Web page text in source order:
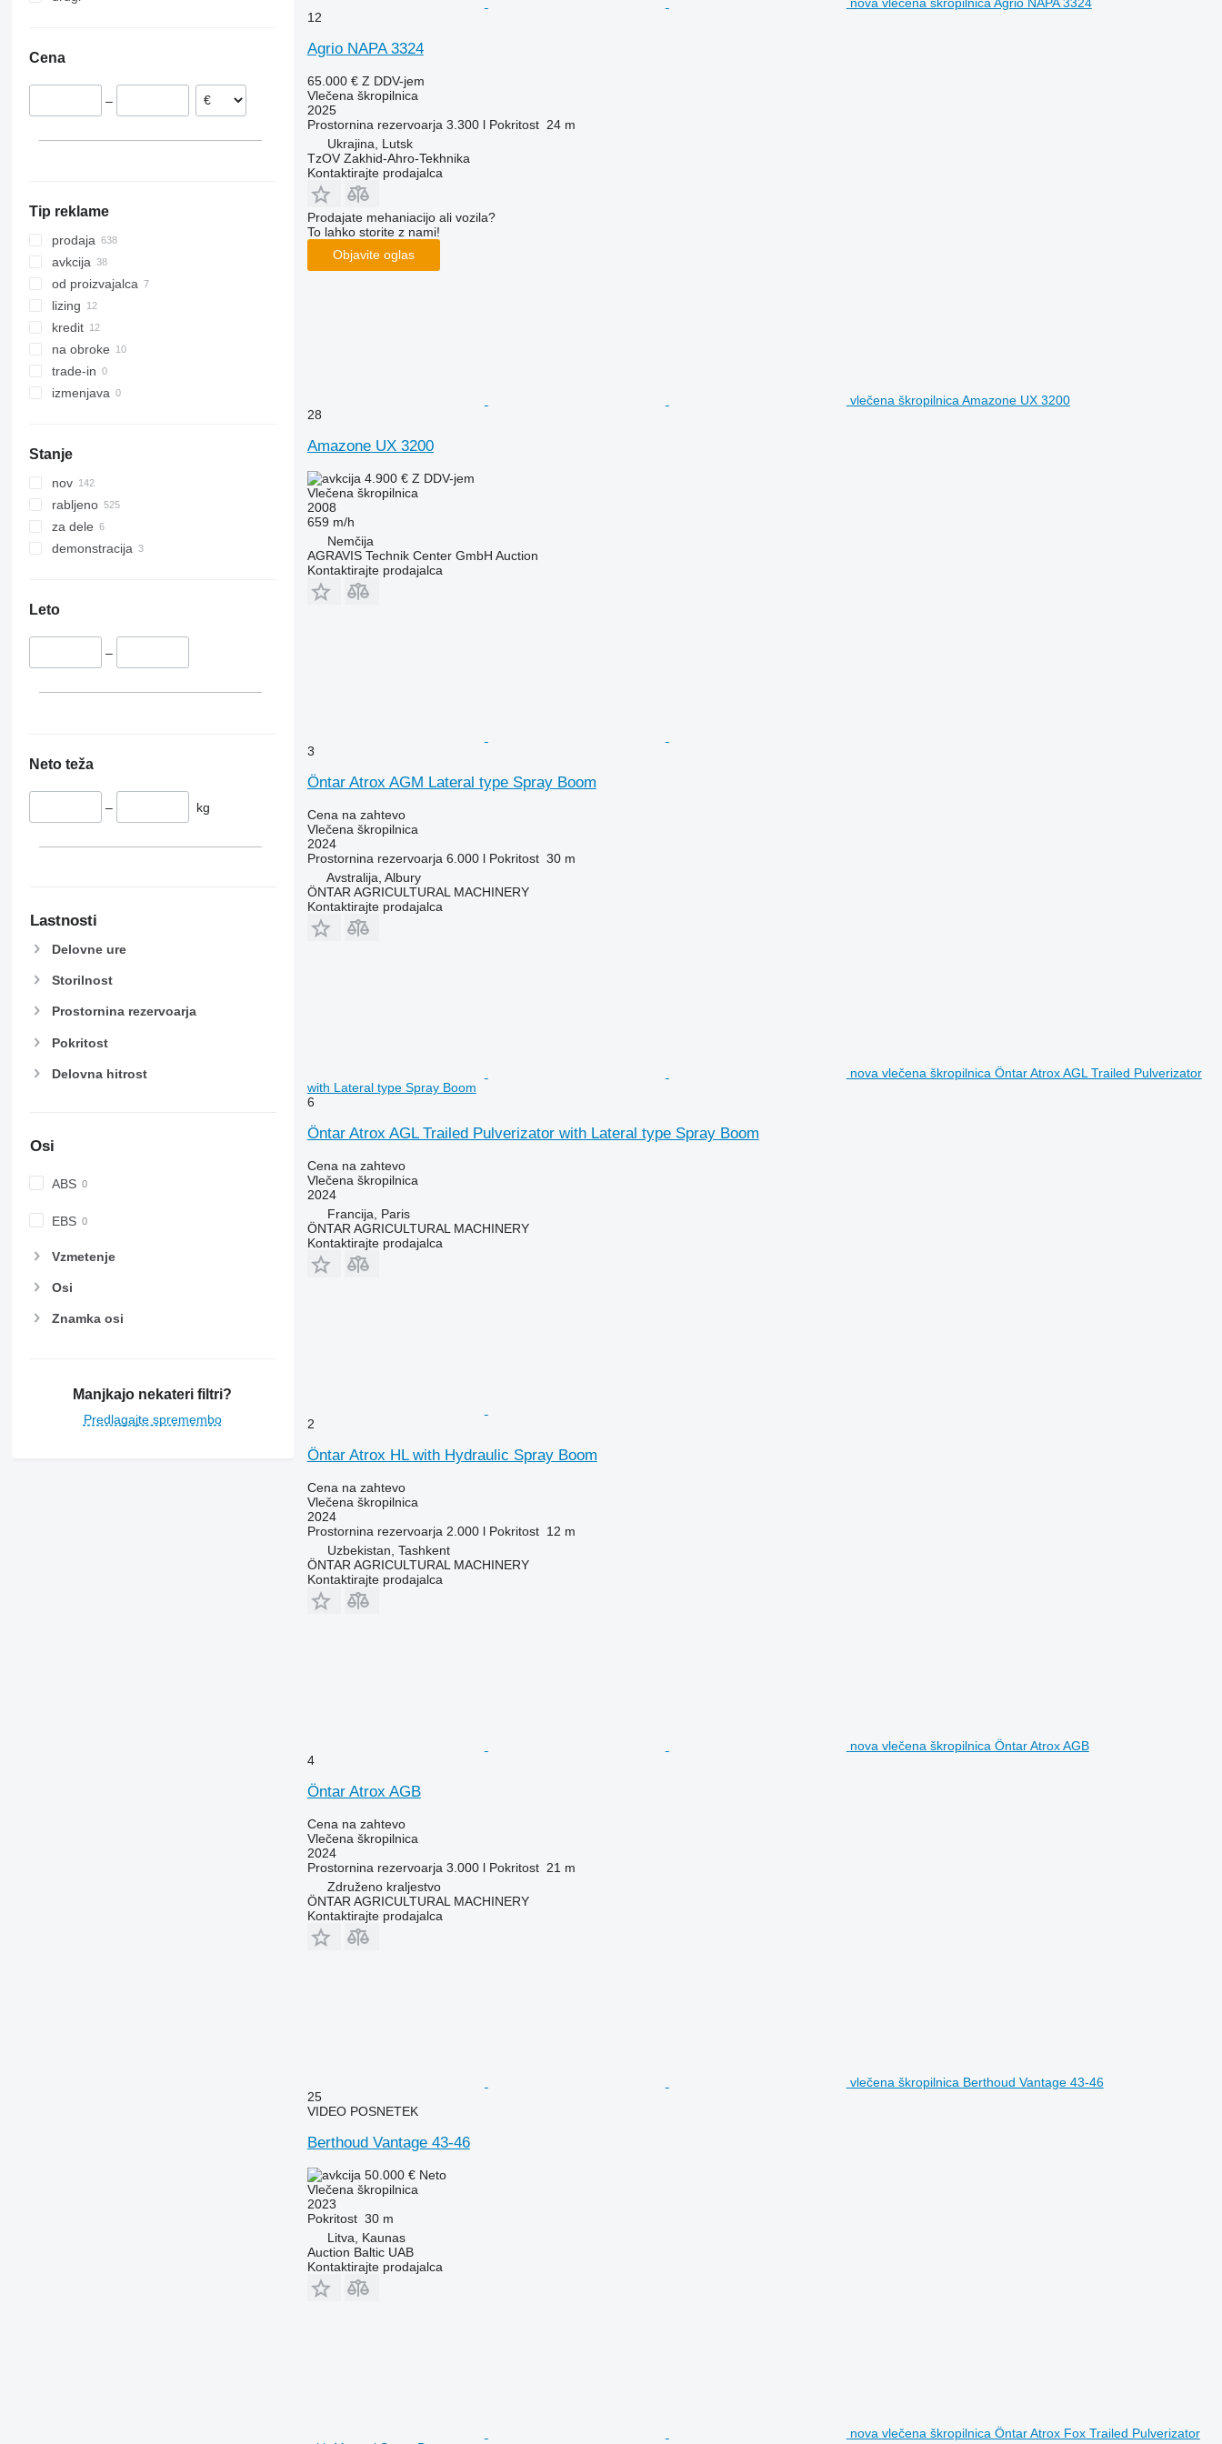
Nizozemska
Danska
Cena
–
Tip reklame
prodaja
avkcija
od proizvajalca
lizing
kredit
na obroke
trade-in
izmenjava
Stanje
nov
rabljeno
za dele
demonstracija
Leto
–
Neto teža
– kg
Lastnosti
Delovne ure
Storilnost
Prostornina rezervoarja
Pokritost
Delovna hitrost
Osi
ABS
EBS
Vzmetenje
Osi
Znamka osi
Manjkajo nekateri filtri?
Predlagajte spremembo
12
Agrio NAPA 3324
65.000 € Z DDV-jem
Vlečena škropilnica
2025
Prostornina rezervoarja 3.300 l Pokritost 24 m
Ukrajina, Lutsk
TzOV Zakhid-Ahro-Tekhnika
Kontaktirajte prodajalca
Prodajate mehaniacijo ali vozila?
To lahko storite z nami!
Objavite oglas
vlečena škropilnica Amazone UX 3200
28
Amazone UX 3200
4.900 € Z DDV-jem
Vlečena škropilnica
2008
659 m/h
Nemčija
AGRAVIS Technik Center GmbH Auction
Kontaktirajte prodajalca
3
Öntar Atrox AGM Lateral type Spray Boom
Cena na zahtevo
Vlečena škropilnica
2024
Prostornina rezervoarja 6.000 l Pokritost 30 m
Avstralija, Albury
ÖNTAR AGRICULTURAL MACHINERY
Kontaktirajte prodajalca
nova vlečena škropilnica Öntar Atrox AGL Trailed Pulverizator
with Lateral type Spray Boom
6
Öntar Atrox AGL Trailed Pulverizator with Lateral type Spray Boom
Cena na zahtevo
Vlečena škropilnica
2024
Francija, Paris
ÖNTAR AGRICULTURAL MACHINERY
Kontaktirajte prodajalca
2
Öntar Atrox HL with Hydraulic Spray Boom
Cena na zahtevo
Vlečena škropilnica
2024
Prostornina rezervoarja 2.000 l Pokritost 12 m
Uzbekistan, Tashkent
ÖNTAR AGRICULTURAL MACHINERY
Kontaktirajte prodajalca
nova vlečena škropilnica Öntar Atrox AGB
4
Öntar Atrox AGB
Cena na zahtevo
Vlečena škropilnica
2024
Prostornina rezervoarja 3.000 l Pokritost 21 m
Združeno kraljestvo
ÖNTAR AGRICULTURAL MACHINERY
Kontaktirajte prodajalca
vlečena škropilnica Berthoud Vantage 43-46
25
VIDEO POSNETEK
Berthoud Vantage 43-46
50.000 € Neto
Vlečena škropilnica
2023
Pokritost 30 m
Litva, Kaunas
Auction Baltic UAB
Kontaktirajte prodajalca
nova vlečena škropilnica Öntar Atrox Fox Trailed Pulverizator